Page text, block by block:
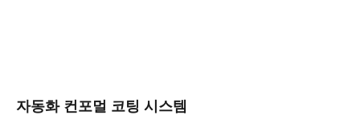
자동화 컨포멀 코팅 시스템